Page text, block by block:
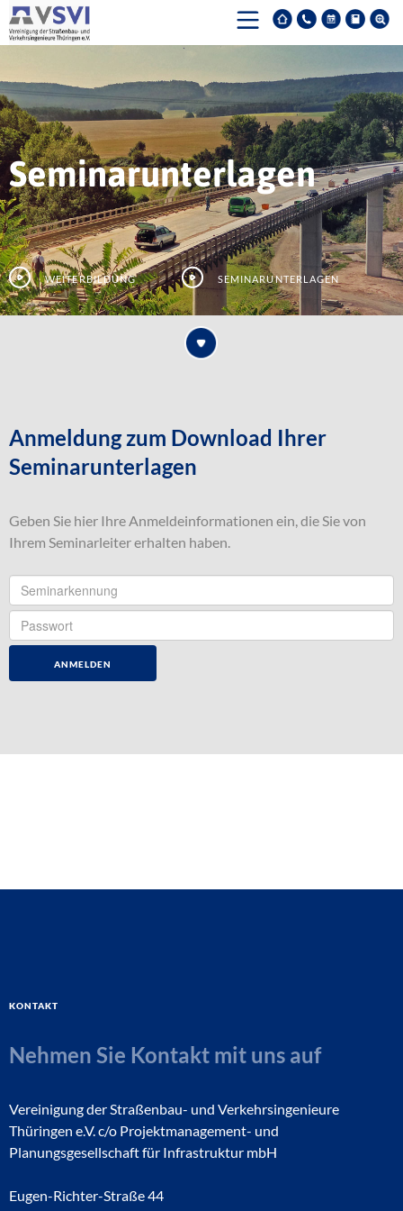
Seminarunterlagen
Weiterbildung Seminarunterlagen
Anmeldung zum Download Ihrer
Seminarunterlagen
Geben Sie hier Ihre Anmeldeinformationen ein, die Sie von
Ihrem Seminarleiter erhalten haben.
Kontakt
Nehmen Sie Kontakt mit uns auf
Vereinigung der Straßenbau- und Verkehrsingenieure
Thüringen e.V. c/o Projektmanagement- und
Planungsgesellschaft für Infrastruktur mbH
Eugen-Richter-Straße 44